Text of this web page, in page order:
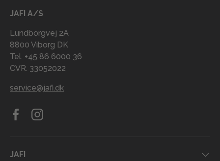
JAFI A/S
Lundborgvej 2A
8800 Viborg DK
Tel. +45 86 6000 36
CVR. 33052022
service@jafi.dk
FacebookInstagram
JAFI